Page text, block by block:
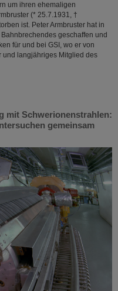
um ihren ehemaligen
(* 25.7.1931, †
ist. Peter Armbruster hat in
geschaffen und
für und bei GSI, wo er von
und langjähriges Mitglied des
mit Schwerionenstrahlen:
gemeinsam